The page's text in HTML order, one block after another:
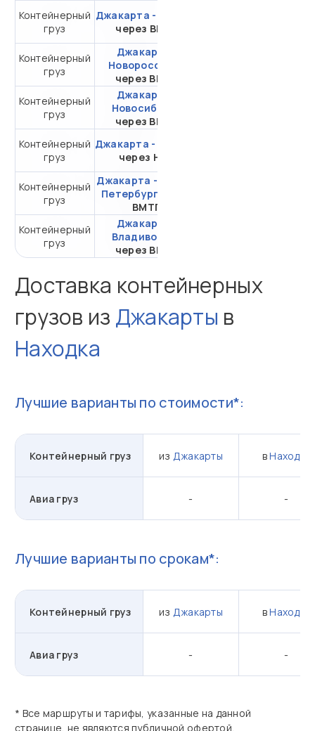
Контейнерный
груз
Джакарта - Москва
через ВМКТ
Контейнерный
груз
Джакарта -
Новороссийск
через ВМТП
Контейнерный
груз
Джакарта -
Новосибирск
через ВМТП
Контейнерный
груз
Джакарта - Самара
через НЛЭ
Контейнерный
груз
Джакарта - Санкт-
Петербург
ВМТП
Контейнерный
груз
Джакарта -
Владивосток
через ВМТП
Доставка контейнерных
грузов из Джакарты в
Находка
Лучшие варианты по стоимости*:
Контейнерный груз из Джакарты вНаходка
Авиа груз - -
Лучшие варианты по срокам*:
Контейнерный груз из Джакарты вНаходка
Авиа груз - -
* Все маршруты и тарифы, указанные на данной
странице, не являются публичной офертой.